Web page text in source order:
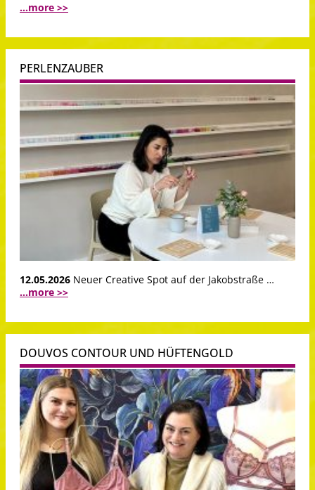
...more >>
PERLENZAUBER
12.05.2026 Neuer Creative Spot auf der Jakobstraße …
...more >>
DOUVOS CONTOUR UND HÜFTENGOLD